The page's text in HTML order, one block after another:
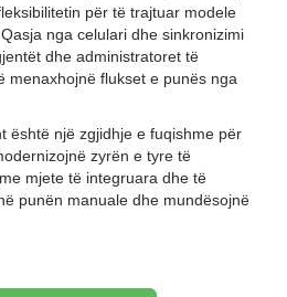
për të trajtuar modele
nga celulari dhe sinkronizimi
dhe administratoret të
menaxhojnë flukset e punës nga
është një zgjidhje e fuqishme për
zyrën e tyre të
mjete të integruara dhe të
punën manuale dhe mundësojnë